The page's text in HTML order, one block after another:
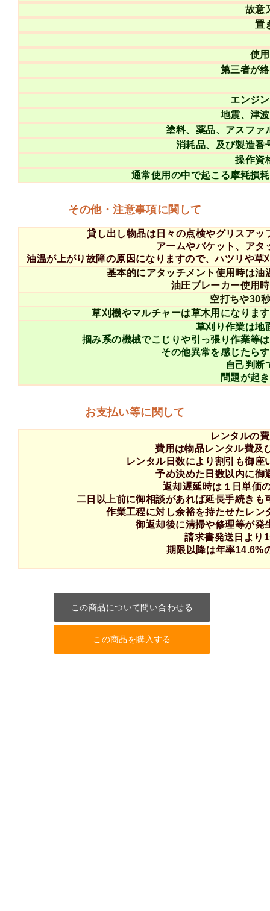
故意
置
使
第三者が
エンジ
地震、津
塗料、薬品、アスファ
消耗品、及び製造番
操作資
通常使用の中で起こる摩耗損
その他・注意事項に関して
貸し出し物品は日々の点検やグリスア
アームやバケット、アタ
油温が上がり故障の原因になりますので、ハツリや
基本的にアタッチメント使用時は
油圧ブレーカー使用
空打ちや30
草刈機やマルチャーは草木用になりま
草刈り作業は地
掴み系の機械でこじりや引っ張り作業等
その他異常を感じたら
自己判断
問題が起
お支払い等に関して
レンタルの
費用は物品レンタル費及
レンタル日数により割引も御
予め決めた日数以内に御
返却遅延時は１日単価
二日以上前に御相談があれば延長手続き
作業工程に対し余裕を持たせたレン
御返却後に清掃や修理等が発
請求書発送日より
期限以降は年率14.6%
この商品について問い合わせる
この商品を購入する